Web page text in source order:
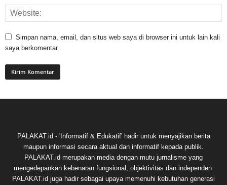
Simpan nama, email, dan situs web saya di browser ini untuk lain kali
saya berkomentar.
PALAKAT.id - 'Informatif & Edukatif' hadir untuk menyajikan berita
maupun informasi secara aktual dan informatif kepada publik.
PALAKAT.id merupakan media dengan mutu jurnalisme yang
mengedepankan kebenaran fungsional, objektivitas dan independen.
PALAKAT.id juga hadir sebagai upaya memenuhi kebutuhan generasi